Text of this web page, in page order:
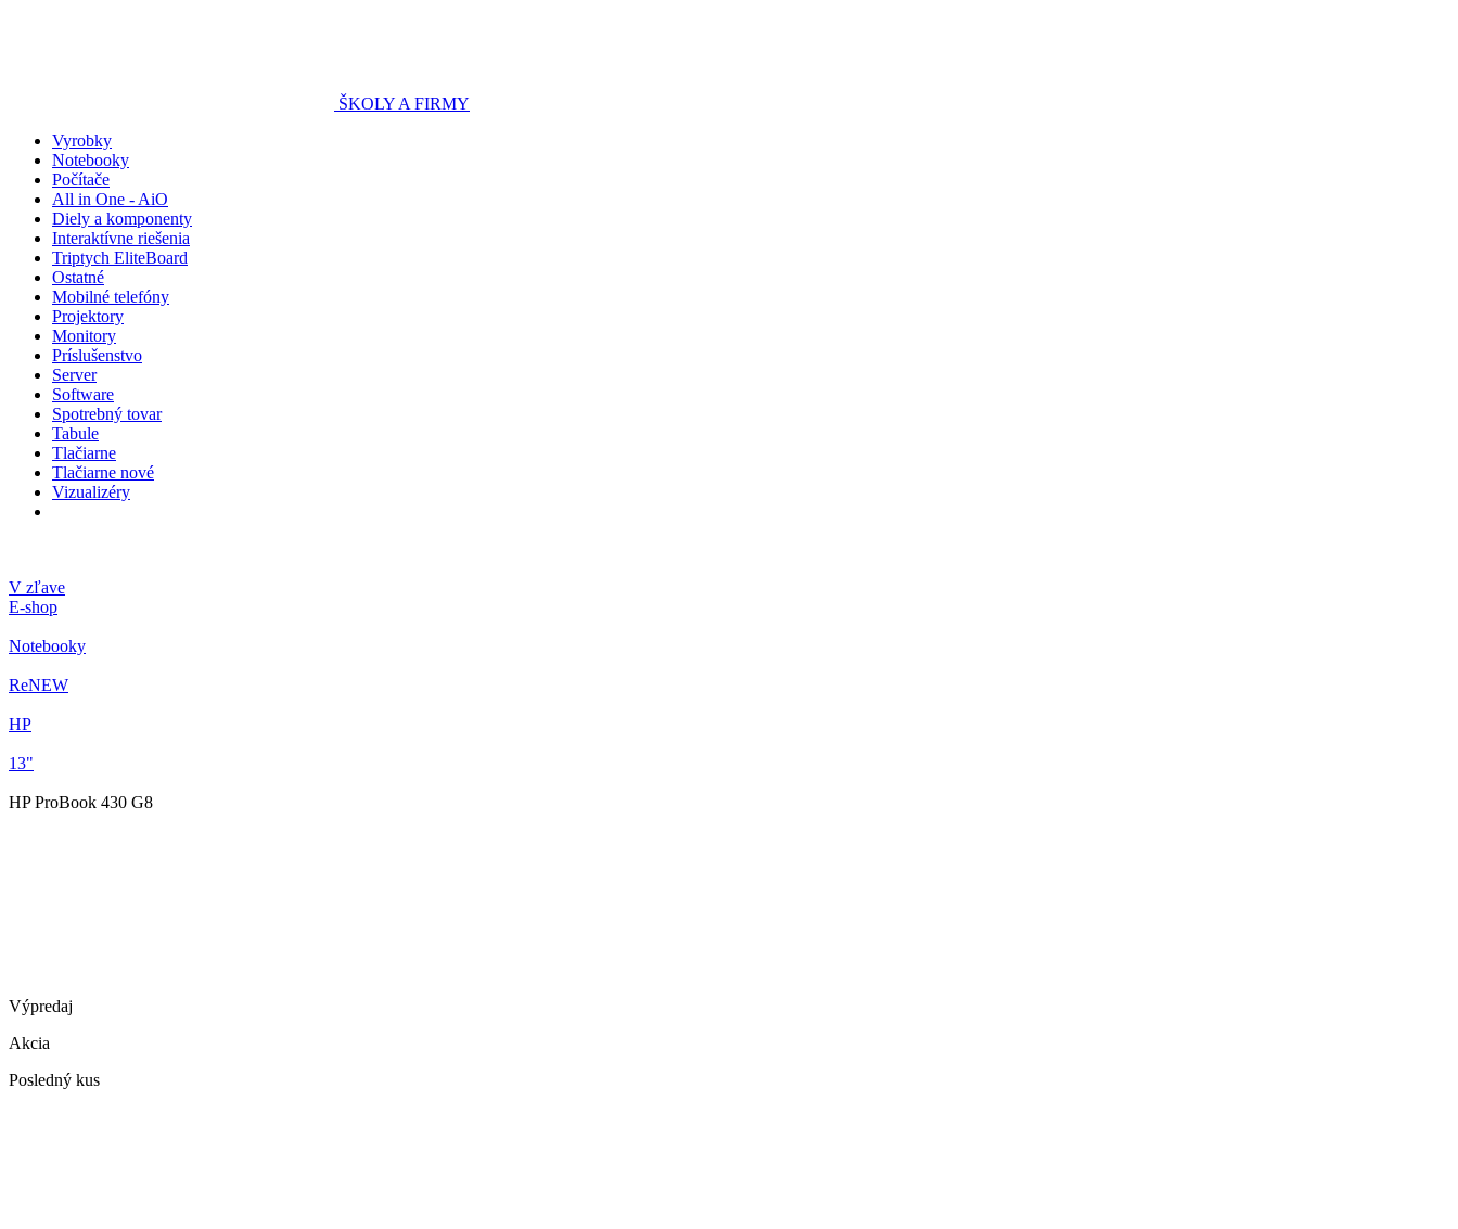
ŠKOLY A FIRMY
Vyrobky
Notebooky
Počítače
All in One - AiO
Diely a komponenty
Interaktívne riešenia
Triptych EliteBoard
Ostatné
Mobilné telefóny
Projektory
Monitory
Príslušenstvo
Server
Software
Spotrebný tovar
Tabule
Tlačiarne
Tlačiarne nové
Vizualizéry
V zľave
E-shop
Notebooky
ReNEW
HP
13"
HP ProBook 430 G8
Výpredaj
Akcia
Posledný kus